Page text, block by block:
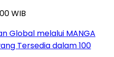
WIB
Global melalui MANGA
Tersedia dalam 100